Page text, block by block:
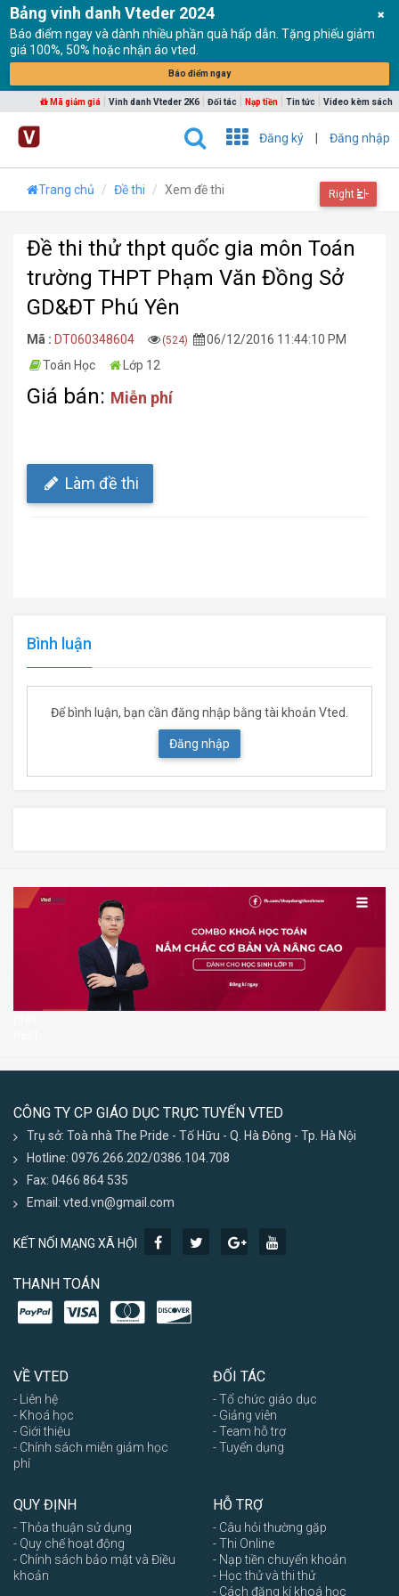
Bảng vinh danh Vteder 2024
Báo điểm ngay và dành nhiều phần quà hấp dẫn. Tặng phiếu giảm
giá 100%, 50% hoặc nhận áo vted.
Báo điểm ngay
Mã giảm giá Vinh danh Vteder 2K6 Đối tác Nạp tiền Tin tức Video kèm sách
Đăng ký Đăng nhập
Trang chủ Đề thi Xem đề thi Right
Đề thi thử thpt quốc gia môn Toán
trường THPT Phạm Văn Đồng Sở
GD&ĐT Phú Yên
Mã : DT060348604 (524)
06/12/2016 11:44:10 PM
Toán Học
Lớp 12
Giá bán: Miễn phí
Làm đề thi
Bình luận
Để bình luận, bạn cần đăng nhập bằng tài khoản Vted.
Đăng nhập
CÔNG TY CP GIÁO DỤC TRỰC TUYẾN VTED
Trụ sở: Toà nhà The Pride - Tố Hữu - Q. Hà Đông - Tp. Hà Nội
Hotline: 0976.266.202/0386.104.708
Fax: 0466 864 535
Email: vted.vn@gmail.com
KẾT NỐI MẠNG XÃ HỘI
THANH TOÁN
VỀ VTED
- Liên hệ
- Khoá học
- Giới thiệu
- Chính sách miễn giảm học
phí
ĐỐI TÁC
- Tổ chức giáo dục
- Giảng viên
- Team hỗ trợ
- Tuyển dụng
QUY ĐỊNH
- Thỏa thuận sử dụng
- Quy chế hoạt động
- Chính sách bảo mật và Điều
khoản
HỖ TRỢ
- Câu hỏi thường gặp
- Thi Online
- Nạp tiền chuyển khoản
- Học thử và thi thử
- Cách đăng kí khoá học